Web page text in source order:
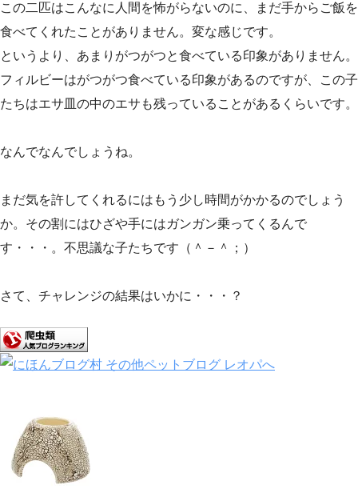
この二匹はこんなに人間を怖がらないのに、まだ手からご飯を
食べてくれたことがありません。変な感じです。
というより、あまりがつがつと食べている印象がありません。
フィルビーはがつがつ食べている印象があるのですが、この子
たちはエサ皿の中のエサも残っていることがあるくらいです。
なんでなんでしょうね。
まだ気を許してくれるにはもう少し時間がかかるのでしょう
か。その割にはひざや手にはガンガン乗ってくるんで
す・・・。不思議な子たちです（＾－＾；）
さて、チャレンジの結果はいかに・・・？